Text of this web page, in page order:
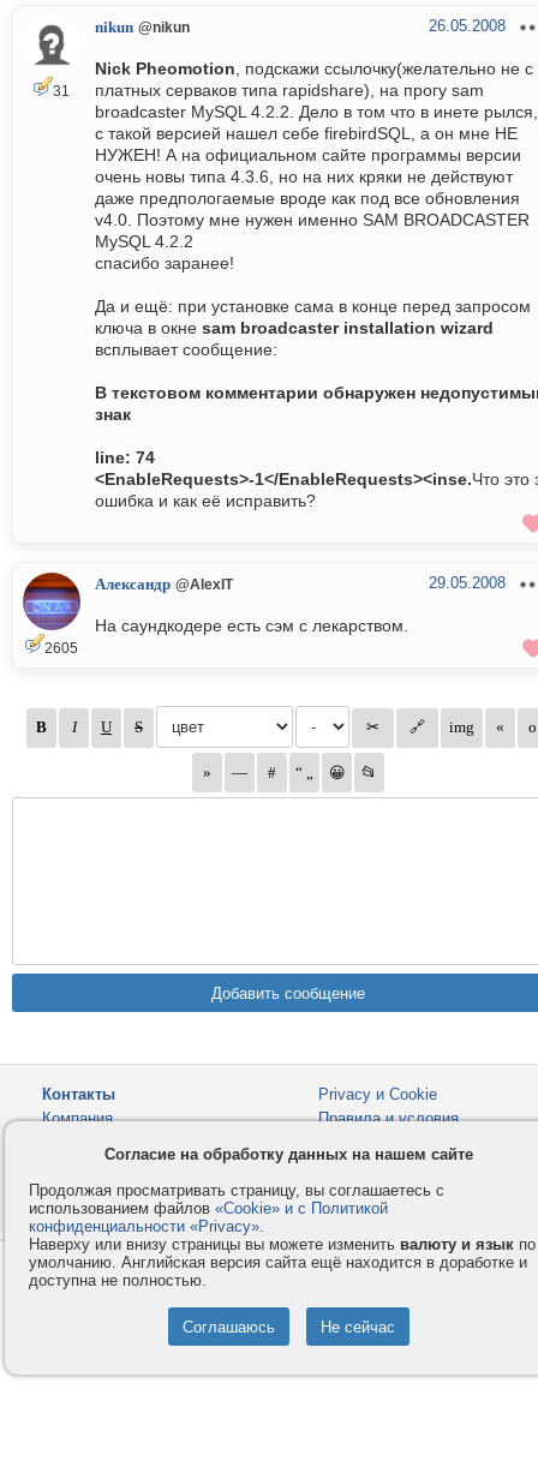
31
nikun @nikun 26.05.2008
Nick Pheomotion , подскажи ссылочку(желательно не с
платных серваков типа rapidshare), на прогу sam
broadcaster MySQL 4.2.2. Дело в том что в инете
с такой версией нашел себе firebirdSQL, а он мне НЕ
НУЖЕН! А на официальном сайте программы версии
очень новы типа 4.3.6, но на них кряки не действуют
даже предпологаемые вроде как под все обновления
v4.0. Поэтому мне нужен именно SAM BROADCASTER
MySQL 4.2.2
спасибо заранее!
Да и ещё: при установке сама в конце перед запросом
ключа в окне sam broadcaster installation wizard
всплывает сообщение:
В текстовом комментарии обнаружен
знак
line: 74
<EnableRequests>-1</EnableRequests><inse.Что это
ошибка и как её исправить?
2605
Александр @AlexIT 29.05.2008
На саундкодере есть сэм с лекарством.
Контакты
Компания
Privacy и Cookie
Правила и условия
Помощь
© 2008-2026VMESTE.EU - Все права защищены.
Согласие на обработку данных на нашем сайте
Продолжая просматривать страницу, вы соглашаетесь с
использованием файлов «Cookie» и с Политикой
конфиденциальности «Privacy».
Наверху или внизу страницы вы можете изменить валюту и язык по
умолчанию. Английская версия сайта ещё находится в доработке и
доступна не полностью.